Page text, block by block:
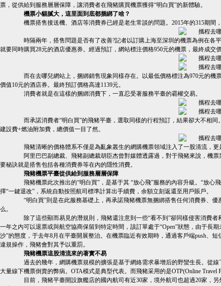
票，從供給到服務層層保障，讓消費者在飛豬購買機票獲得“明白買”的新體驗。
機票小貓膩大，這里面到底都捆綁了啥？
機票搭售接送機、酒店等消費券已經是老生常談的問題。2015年的315期間
時隔兩年，搭售問題是否有了改善?記者以訂購上海至深圳的機票為例在各
就要同時購買28元的酒店優惠券。經過預訂，網站標注價格950元的機票，最終成
而在去哪兒網站上，捆綁銷售現象同樣存在。以最低價格標注為970元的機
價值10元的酒店券。最終預訂價格高達1139元。
消費者就是在這樣的捆綁消費下，一直忍受著服務平臺的霸權交易。
而承諾消費者“明白買”的飛豬平臺，選取同樣的行程預訂，結果卻大不相同
建設費+燃油附加費，總價值一目了然。
飛豬清晰的價格體系不僅是為亂象叢生的網購機票領域注入了一股清流，更
阿里巴巴副總裁、飛豬副總裁胡臣杰曾對媒體透露過，對于飛豬來說，機票
要秘訣就是搭售包括各種消費券等在內的隱性消費。
飛豬機票平臺從供給到服務層層保障
飛豬機票此次推出的“明白買”，是基于其 “放心飛”服務的內容升級。“放心
擇“一鍵退改”，系統自動按照航司標準計算出手續費，余額立刻返還至用戶賬戶。
“明白買”則是在此服務基礎上，再承諾飛豬機票無捆綁搭售任何消費券、優
么。
除了這些顯而易見的潛規則，飛豬還注意到一些“看不到”卻同樣侵害消費者
一年之內可以退票或與航空協商保留到特定時間，該訂單處于“Open”狀態，由于長
沙”的態度，于去年8月在平臺開展整治。在機票臨近有效期時，通過客戶端push、
違規操作，飛豬會對其予以重罰。
飛豬機票這股清流來的著實不易
過去的幾年，網購機票規模的擴張是基于網絡需求暴增后的野蠻生長。從線
大量線下機票倒賣的弊病。OTA模式是典型代表。而飛豬采用的是OTP(Online
目前，飛豬平臺開設旗艦店的國內航司有近30家，境外航司也超過20家，另